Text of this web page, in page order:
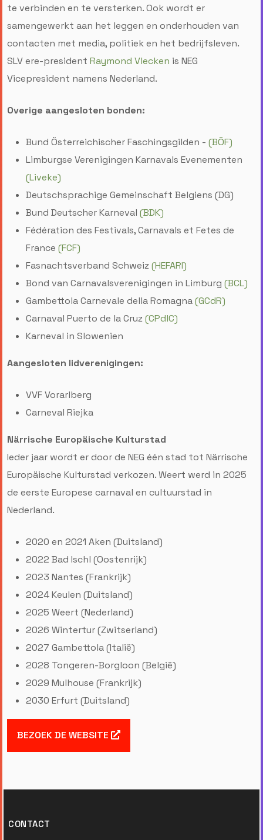
te verbinden en te versterken. Ook wordt er
samengewerkt aan het leggen en onderhouden van
contacten met media, politiek en het bedrijfsleven.
SLV ere-president Raymond Vlecken is NEG
Vicepresident namens Nederland.
Overige aangesloten bonden:
Bund Österreichischer Faschingsgilden - (BÖF)
Limburgse Verenigingen Karnavals Evenementen
(Liveke)
Deutschsprachige Gemeinschaft Belgiens (DG)
Bund Deutscher Karneval (BDK)
Fédération des Festivals, Carnavals et Fetes de
France (FCF)
Fasnachtsverband Schweiz(HEFARI)
Bond van Carnavalsverenigingen in Limburg (BCL)
Gambettola Carnevale della Romagna(GCdR)
Carnaval Puerto de la Cruz(CPdlC)
Karneval in Slowenien
Aangesloten lidverenigingen:
VVF Vorarlberg
Carneval Riejka
Närrische Europäische Kulturstad
Ieder jaar wordt er door de NEG één stad tot Närrische
Europäische Kulturstad verkozen. Weert werd in 2025
de eerste Europese carnaval en cultuurstad in
Nederland.
2020 en 2021 Aken (Duitsland)
2022 Bad Ischl (Oostenrijk)
2023 Nantes (Frankrijk)
2024 Keulen (Duitsland)
2025 Weert (Nederland)
2026 Wintertur (Zwitserland)
2027 Gambettola (Italië)
2028 Tongeren-Borgloon (België)
2029 Mulhouse (Frankrijk)
2030 Erfurt (Duitsland)
BEZOEK DE WEBSITE
CONTACT